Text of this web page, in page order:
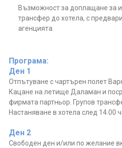
Възможност за доплащане за
трансфер до хотела, с
агенцията.
Програма:
Ден 1
Отпътуване с чартърен полет
Кацане на летище Даламан и
фирмата партньор. Групов
Настаняване в хотела след 14.00 ч.
Ден 2
Свободен ден и/или по желание